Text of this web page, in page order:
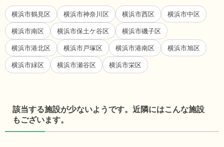
横浜市鶴見区 横浜市神奈川区 横浜市西区 横浜市中区
横浜市南区 横浜市保土ケ谷区 横浜市磯子区
横浜市港北区 横浜市戸塚区 横浜市港南区 横浜市旭区
横浜市緑区 横浜市瀬谷区 横浜市栄区
該当する施設が少ないようです。近隣にはこんな施設
もございます。